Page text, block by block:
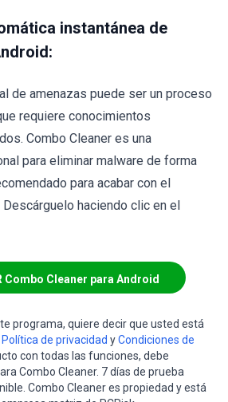
instantánea de
de amenazas puede ser un proceso
requiere conocimientos
Combo Cleaner es una
para eliminar malware de forma
para acabar con el
haciendo clic en el
Combo Cleaner para Android
programa, quiere decir que usted está
Política de privacidad yCondiciones de
con todas las funciones, debe
Combo Cleaner. 7 días de prueba
Combo Cleaner es propiedad y está